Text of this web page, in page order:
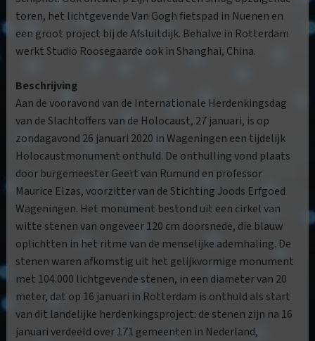
toren, het lichtgevende Van Gogh fietspad in Nuenen en
een groot project bij de Afsluitdijk. Behalve in Rotterdam
werkt Studio Roosegaarde ook in Shanghai, China.
Beschrijving
Aan de vooravond van de Internationale Herdenkingsdag
van de Slachtoffers van de Holocaust, 27 januari, is op
zondagavond 26 januari 2020 in Wageningen een tijdelijk
Holocaustmonument onthuld. De onthulling vond plaats
door burgemeester Geert van Rumund en professor
Maurice Elzas, voorzitter van de Stichting Joods Erfgoed
Wageningen. Het monument bestond uit een cirkel van
witte stenen van ongeveer 120 cm doorsnede, die blauw
oplichtten in het ritme van de menselijke ademhaling. De
stenen waren afkomstig uit het gelijkvormige monument
met 104.000 lichtgevende stenen, in een diameter van 20
meter, dat op 16 januari in Rotterdam is onthuld als start
van dit landelijke herdenkingsproject: de stenen zijn na 16
januari verdeeld over 171 gemeenten in Nederland,